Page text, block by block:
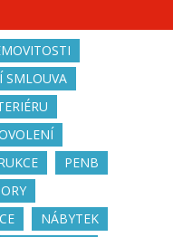
SMLOUVA
PENB
NÁBYTEK